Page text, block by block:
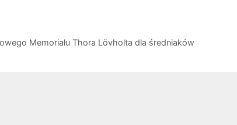
Memoriału Thora Lövholta dla średniaków